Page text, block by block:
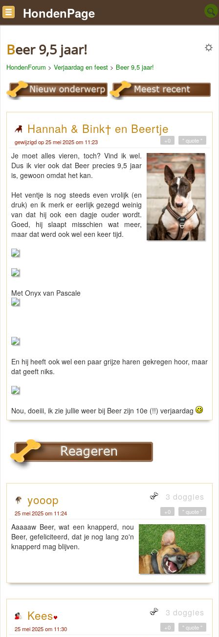
HondenPage
Beer 9,5 jaar!
HondenForum > Verjaardag en feest > Beer 9,5 jaar!
Hannah & Bink† en Beertje
gewijzigd op 25 mei 2025 om 11:23 " quote "
+0
Je moet alles vieren, toch? Vind ik wel.
Dus ik vier ook dat Beer precies 9,5 jaar
is, gewoon omdat het kan.
Het ventje is nog steeds even vrolijk (en
druk) en ik merk er eerlijk gezegd weinig
van dat hij ook een dagje ouder wordt.
Goed, hij slaapt misschien wat meer,
maar dat werd ook wel een keer tijd.
Met Onyx van Pascale
En hij heeft ook wel een paar grijze haren gekregen hoor, maar
dat geeft niks.
Nou, doeiii, ik zie jullie weer bij Beer zijn 10e (!!) verjaardag
yooop 3 doggies
25 mei 2025 om 11:24 " quote "
+0
Aaaaaw Beer, wat een knapperd, nou
Beer, gefeliciteerd, dat je nog lang zo'n
knapperd mag blijven.
Kees 3 doggies
25 mei 2025 om 11:30 " quote "
+0